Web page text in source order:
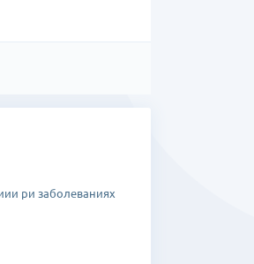
ри заболеваниях